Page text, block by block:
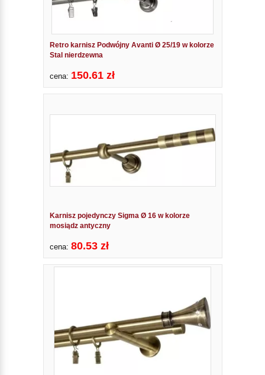
Retro karnisz Podwójny Avanti Ø 25/19 w kolorze
Stal nierdzewna
cena: 150.61 zł
Karnisz pojedynczy Sigma Ø 16 w kolorze
mosiądz antyczny
cena: 80.53 zł